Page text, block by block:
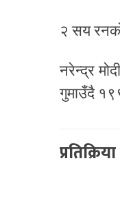
२ सय
नरेन्द्र
गुमाउँदै